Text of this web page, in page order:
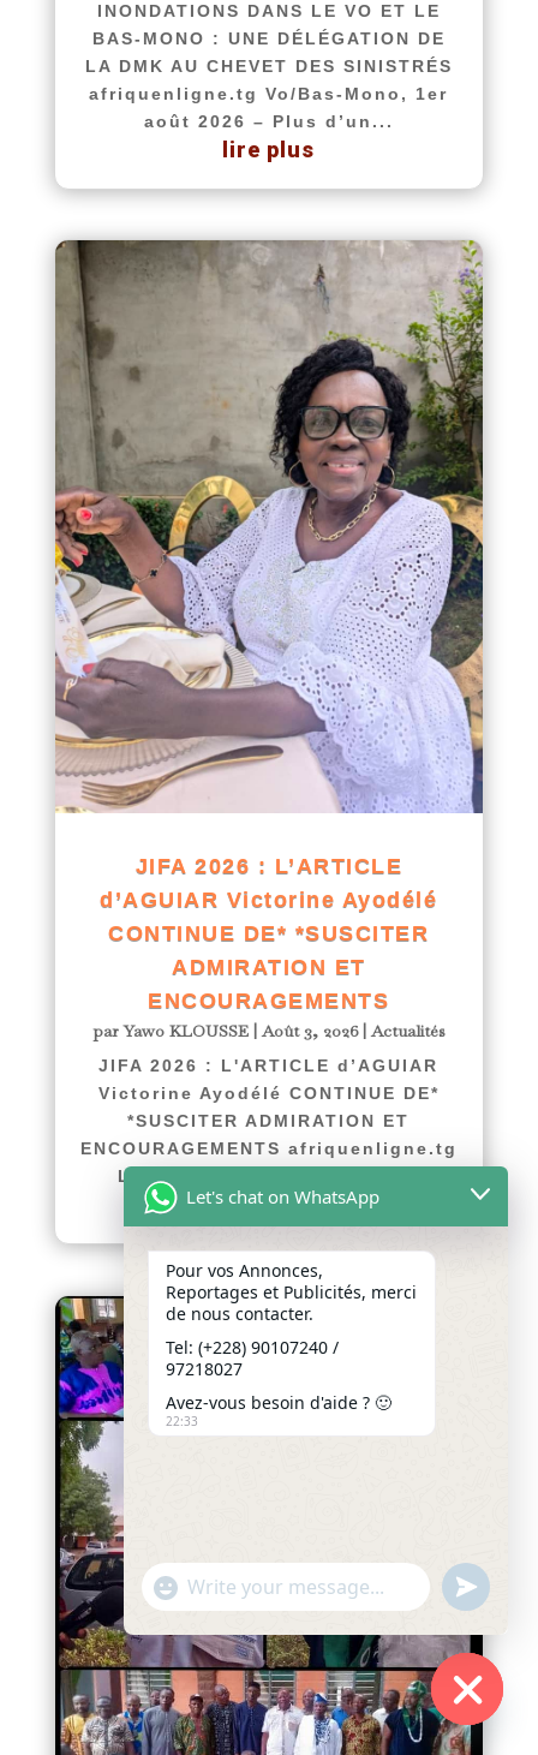
INONDATIONS DANS LE VO ET LE
BAS-MONO : UNE DÉLÉGATION DE
LA DMK AU CHEVET DES SINISTRÉS
afriquenligne.tg Vo/Bas-Mono, 1er
août 2026 – Plus d’un...
lire plus
JIFA 2026 : L’ARTICLE
d’AGUIAR Victorine Ayodélé
CONTINUE DE* *SUSCITER
ADMIRATION ET
ENCOURAGEMENTS
parYawo KLOUSSE|Août 3, 2026|Actualités
JIFA 2026 : L'ARTICLE d’AGUIAR
Victorine Ayodélé CONTINUE DE*
*SUSCITER ADMIRATION ET
ENCOURAGEMENTS afriquenligne.tg
L’article intitulé « Journée...
lire plus
Hide
Let's chat on WhatsApp
Pour vos Annonces,
Reportages et Publicités, merci
de nous contacter.
Tel: (+228) 90107240 /
97218027
Avez-vous besoin d'aide ? 🙂
22:33
"+chaty_settings.lang.emoji_picker+"
WhatsApp
undefined